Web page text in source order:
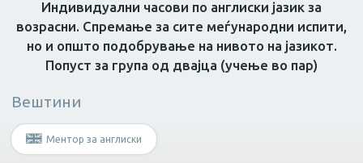
Масер Нутриционист Грижа за
Не е потребна специфична
вештина?
Индивидуални часови по англиски јазик за
возрасни. Спремање за сите меѓународни испити,
но и општо подобрување на нивото на јазикот.
Попуст за група од двајца (учење во пар)
Вештини
Ментор за англиски